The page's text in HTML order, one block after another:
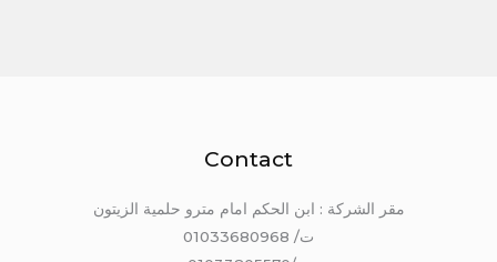
Contact
مقر الشركة : ابن الحكم امام مترو حلمية الزيتون
ت/ 01033680968